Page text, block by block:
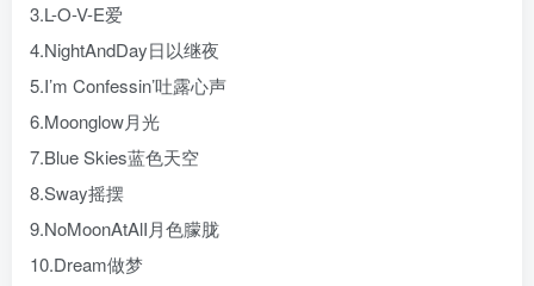
3.L-O-V-E爱
4.NightAndDay日以继夜
5.I’m Confessin’吐露心声
6.Moonglow月光
7.Blue Skies蓝色天空
8.Sway摇摆
9.NoMoonAtAlI月色朦胧
10.Dream做梦